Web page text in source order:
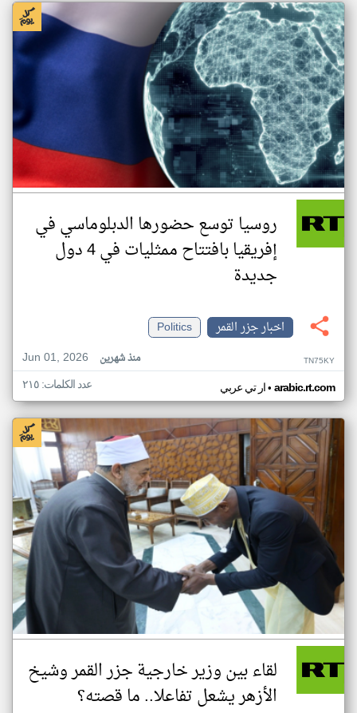
روسيا توسع حضورها الدبلوماسي في
إفريقيا بافتتاح ممثليات في 4 دول
جديدة
اخبار جزر القمر
Politics
Jun 01, 2026
منذ شهرين TN75KY
ار تي عربي• arabic.rt.com عدد الكلمات: ٢١٥
لقاء بين وزير خارجية جزر القمر وشيخ
الأزهر يشعل تفاعلا.. ما قصته؟